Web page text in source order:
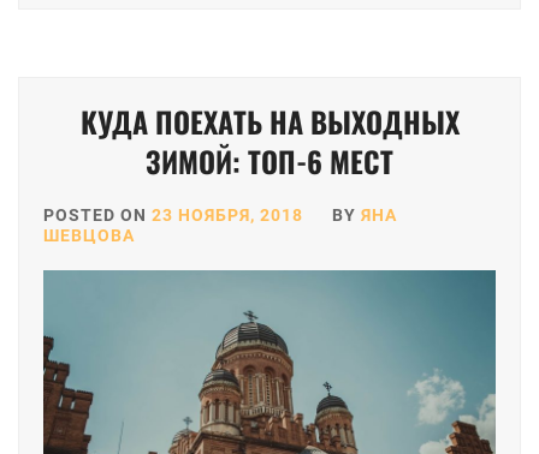
КУДА ПОЕХАТЬ НА ВЫХОДНЫХ
ЗИМОЙ: ТОП-6 МЕСТ
POSTED ON 23 НОЯБРЯ, 2018 BY ЯНА
ШЕВЦОВА